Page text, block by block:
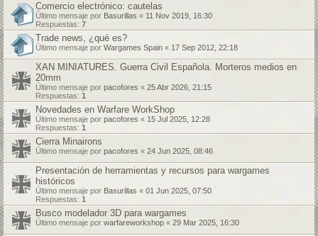
Comercio electrónico: cautelas
Último mensaje por Basurillas « 11 Nov 2019, 16:30
Respuestas: 7
Trade news, ¿qué es?
Último mensaje por Wargames Spain « 17 Sep 2012, 22:18
XAN MINIATURES. Guerra Civil Española. Morteros medios en
20mm
Último mensaje por pacofores « 25 Abr 2026, 21:15
Respuestas: 1
Novedades en Warfare WorkShop
Último mensaje por pacofores « 15 Jul 2025, 12:28
Respuestas: 1
Cierra Minairons
Último mensaje por pacofores « 24 Jun 2025, 08:46
Presentación de herramientas y recursos para wargames
históricos
Último mensaje por Basurillas « 01 Jun 2025, 07:50
Respuestas: 1
Busco modelador 3D para wargames
Último mensaje por warfareworkshop « 29 Mar 2025, 16:30